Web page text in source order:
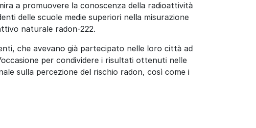
a promuovere la conoscenza della radioattività
delle scuole medie superiori nella misurazione
naturale radon-222.
che avevano già partecipato nelle loro città ad
per condividere i risultati ottenuti nelle
sulla percezione del rischio radon, così come i